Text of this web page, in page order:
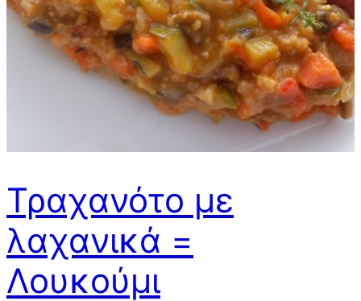
Τραχανότο με
λαχανικά =
Λουκούμι